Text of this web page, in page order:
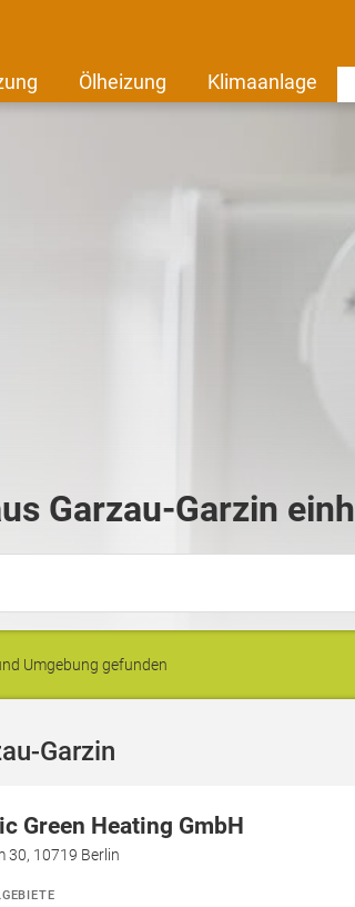
Ölheizung Klimaanlage
Garzau-Garzin
Umgebung gefunden
Garzin
Green Heating GmbH
30, 10719 Berlin